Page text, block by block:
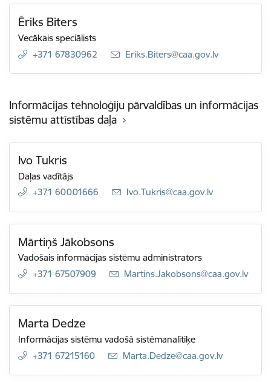
Ēriks Biters
Vecākais speciālists
+371 67830962
E-pasts:
Eriks.Biters@caa.gov.lv
Informācijas tehnoloģiju pārvaldības un informācijas
sistēmu attīstības daļa
Ivo Tukris
Daļas vadītājs
+371 60001666
E-pasts:
Ivo.Tukris@caa.gov.lv
Mārtiņš Jākobsons
Vadošais informācijas sistēmu administrators
+371 67507909
E-pasts:
Martins.Jakobsons@caa.gov.lv
Marta Dedze
Informācijas sistēmu vadošā sistēmanalītiķe
+371 67215160
E-pasts:
Marta.Dedze@caa.gov.lv